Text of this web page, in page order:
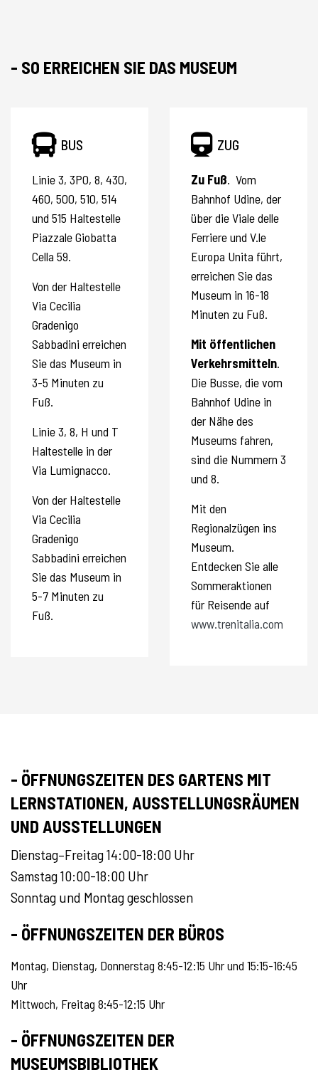
- SO ERREICHEN SIE DAS MUSEUM
BUS
Linie 3, 3PO, 8, 430,
460, 500, 510, 514
und 515 Haltestelle
Piazzale Giobatta
Cella 59.
Von der Haltestelle
Via Cecilia
Gradenigo
Sabbadini erreichen
Sie das Museum in
3-5 Minuten zu
Fuß.
Linie 3, 8, H und T
Haltestelle in der
Via Lumignacco.
Von der Haltestelle
Via Cecilia
Gradenigo
Sabbadini erreichen
Sie das Museum in
5-7 Minuten zu
Fuß.
ZUG
Zu Fuß. Vom
Bahnhof Udine, der
über die Viale delle
Ferriere und V.le
Europa Unita führt,
erreichen Sie das
Museum in 16-18
Minuten zu Fuß.
Mit öffentlichen
Verkehrsmitteln.
Die Busse, die vom
Bahnhof Udine in
der Nähe des
Museums fahren,
sind die Nummern 3
und 8.
Mit den
Regionalzügen ins
Museum.
Entdecken Sie alle
Sommeraktionen
für Reisende auf
www.trenitalia.com
- ÖFFNUNGSZEITEN DES GARTENS MIT
LERNSTATIONEN, AUSSTELLUNGSRÄUMEN
UND AUSSTELLUNGEN
Dienstag–Freitag 14:00-18:00 Uhr
Samstag 10:00-18:00 Uhr
Sonntag und Montag geschlossen
- ÖFFNUNGSZEITEN DER BÜROS
Montag, Dienstag, Donnerstag 8:45-12:15 Uhr und 15:15-16:45
Uhr
Mittwoch, Freitag 8:45-12:15 Uhr
- ÖFFNUNGSZEITEN DER
MUSEUMSBIBLIOTHEK